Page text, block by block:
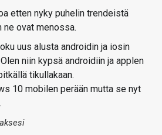
etten nyky puhelin trendeistä
ne ovat menossa.
uus alusta androidin ja iosin
niin kypsä androidiin ja applen
tikullakaan.
10 mobilen perään mutta se nyt